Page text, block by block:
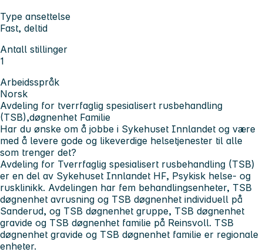
Type ansettelse
Fast, deltid
Antall stillinger
1
Arbeidsspråk
Norsk
Avdeling for tverrfaglig spesialisert rusbehandling
(TSB),døgnenhet Familie
Har du ønske om å jobbe i Sykehuset Innlandet og være
med å levere gode og likeverdige helsetjenester til alle
som trenger det?
Avdeling for Tverrfaglig spesialisert rusbehandling (TSB)
er en del av Sykehuset Innlandet HF, Psykisk helse- og
rusklinikk. Avdelingen har fem behandlingsenheter, TSB
døgnenhet avrusning og TSB døgnenhet individuell på
Sanderud, og TSB døgnenhet gruppe, TSB døgnenhet
gravide og TSB døgnenhet familie på Reinsvoll. TSB
døgnenhet gravide og TSB døgnenhet familie er regionale
enheter.